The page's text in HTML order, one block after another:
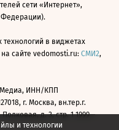
и технологии
сети «Интернет»,
Федерации).
в виджетах
сайте vedomosti.ru: СМИ2,
ИНН/КПП
г. Москва, вн.тер.г.
д. 3, стр. 1 1999—